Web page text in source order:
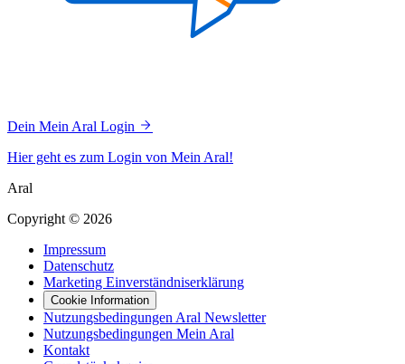
Dein Mein Aral Login
Hier geht es zum Login von Mein Aral!
Aral
Copyright © 2026
Impressum
Datenschutz
Marketing Einverständniserklärung
Cookie Information
Nutzungsbedingungen Aral Newsletter
Nutzungsbedingungen Mein Aral
Kontakt